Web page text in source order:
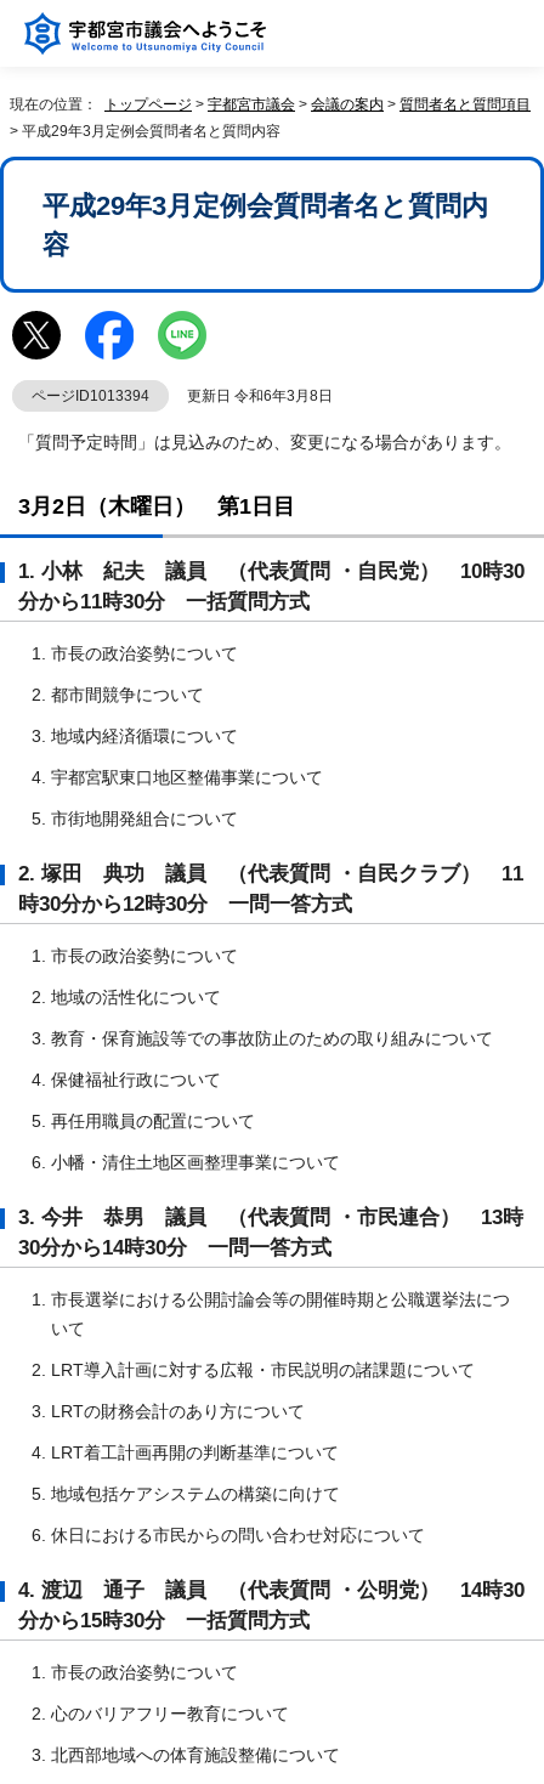
現在の位置： トップページ > 宇都宮市議会 > 会議の案内 > 質問者名と質問項目
> 平成29年3月定例会質問者名と質問内容
平成29年3月定例会質問者名と質問内
容
ページID1013394 更新日 令和6年3月8日
「質問予定時間」は見込みのため、変更になる場合があります。
3月2日（木曜日） 第1日目
1. 小林 紀夫 議員 （代表質問 ・自民党） 10時30
分から11時30分 一括質問方式
市長の政治姿勢について
都市間競争について
地域内経済循環について
宇都宮駅東口地区整備事業について
市街地開発組合について
2. 塚田 典功 議員 （代表質問 ・自民クラブ） 11
時30分から12時30分 一問一答方式
市長の政治姿勢について
地域の活性化について
教育・保育施設等での事故防止のための取り組みについて
保健福祉行政について
再任用職員の配置について
小幡・清住土地区画整理事業について
3. 今井 恭男 議員 （代表質問 ・市民連合） 13時
30分から14時30分 一問一答方式
市長選挙における公開討論会等の開催時期と公職選挙法につ
いて
LRT導入計画に対する広報・市民説明の諸課題について
LRTの財務会計のあり方について
LRT着工計画再開の判断基準について
地域包括ケアシステムの構築に向けて
休日における市民からの問い合わせ対応について
4. 渡辺 通子 議員 （代表質問 ・公明党） 14時30
分から15時30分 一括質問方式
市長の政治姿勢について
心のバリアフリー教育について
北西部地域への体育施設整備について